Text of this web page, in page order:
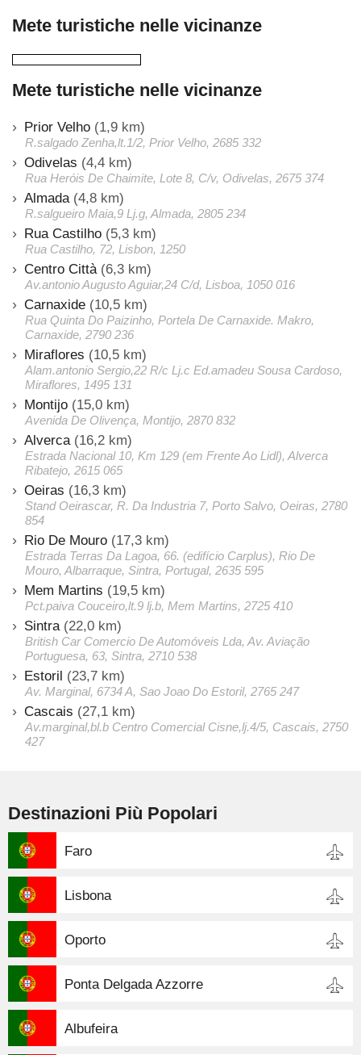
Mete turistiche nelle vicinanze
Mete turistiche nelle vicinanze
Prior Velho (1,9 km)
R.salgado Zenha,lt.1/2, Prior Velho, 2685 332
Odivelas (4,4 km)
Rua Heróis De Chaimite, Lote 8, C/v, Odivelas, 2675 374
Almada (4,8 km)
R.salgueiro Maia,9 Lj.g, Almada, 2805 234
Rua Castilho (5,3 km)
Rua Castilho, 72, Lisbon, 1250
Centro Città (6,3 km)
Av.antonio Augusto Aguiar,24 C/d, Lisboa, 1050 016
Carnaxide (10,5 km)
Rua Quinta Do Paizinho, Portela De Carnaxide. Makro,
Carnaxide, 2790 236
Miraflores (10,5 km)
Alam.antonio Sergio,22 R/c Lj.c Ed.amadeu Sousa Cardoso,
Miraflores, 1495 131
Montijo (15,0 km)
Avenida De Olivença, Montijo, 2870 832
Alverca (16,2 km)
Estrada Nacional 10, Km 129 (em Frente Ao Lidl), Alverca
Ribatejo, 2615 065
Oeiras (16,3 km)
Stand Oeirascar, R. Da Industria 7, Porto Salvo, Oeiras, 2780
854
Rio De Mouro (17,3 km)
Estrada Terras Da Lagoa, 66. (edifício Carplus), Rio De
Mouro, Albarraque, Sintra, Portugal, 2635 595
Mem Martins (19,5 km)
Pct.paiva Couceiro,lt.9 lj.b, Mem Martins, 2725 410
Sintra (22,0 km)
British Car Comercio De Automóveis Lda, Av. Aviação
Portuguesa, 63, Sintra, 2710 538
Estoril (23,7 km)
Av. Marginal, 6734 A, Sao Joao Do Estoril, 2765 247
Cascais (27,1 km)
Av.marginal,bl.b Centro Comercial Cisne,lj.4/5, Cascais, 2750
427
Destinazioni Più Popolari
Faro
Lisbona
Oporto
Ponta Delgada Azzorre
Albufeira